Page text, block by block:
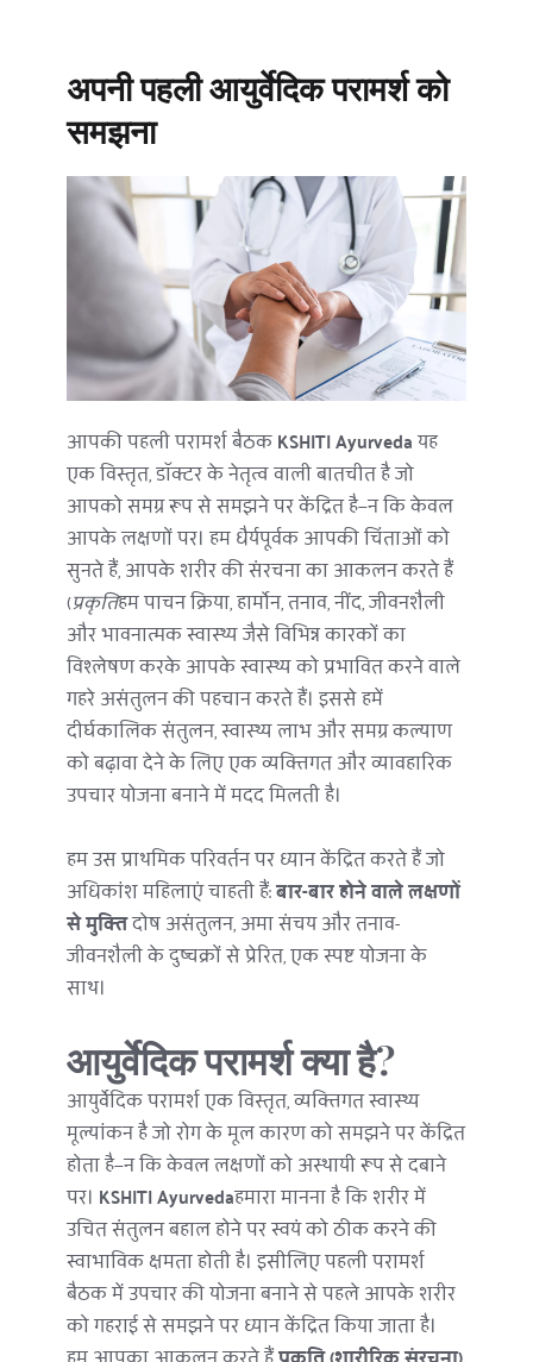
अपनी पहली आयुर्वेदिक परामर्श को
समझना
आपकी पहली परामर्श बैठक KSHITI Ayurveda यह
एक विस्तृत, डॉक्टर के नेतृत्व वाली बातचीत है जो
आपको समग्र रूप से समझने पर केंद्रित है—न कि केवल
आपके लक्षणों पर। हम धैर्यपूर्वक आपकी चिंताओं को
सुनते हैं, आपके शरीर की संरचना का आकलन करते हैं
(प्रकृतिहम पाचन क्रिया, हार्मोन, तनाव, नींद, जीवनशैली
और भावनात्मक स्वास्थ्य जैसे विभिन्न कारकों का
विश्लेषण करके आपके स्वास्थ्य को प्रभावित करने वाले
गहरे असंतुलन की पहचान करते हैं। इससे हमें
दीर्घकालिक संतुलन, स्वास्थ्य लाभ और समग्र कल्याण
को बढ़ावा देने के लिए एक व्यक्तिगत और व्यावहारिक
उपचार योजना बनाने में मदद मिलती है।
हम उस प्राथमिक परिवर्तन पर ध्यान केंद्रित करते हैं जो
अधिकांश महिलाएं चाहती हैं: बार-बार होने वाले लक्षणों
से मुक्ति दोष असंतुलन, अमा संचय और तनाव-
जीवनशैली के दुष्चक्रों से प्रेरित, एक स्पष्ट योजना के
साथ।
आयुर्वेदिक परामर्श क्या है?
आयुर्वेदिक परामर्श एक विस्तृत, व्यक्तिगत स्वास्थ्य
मूल्यांकन है जो रोग के मूल कारण को समझने पर केंद्रित
होता है—न कि केवल लक्षणों को अस्थायी रूप से दबाने
पर। KSHITI Ayurvedaहमारा मानना है कि शरीर में
उचित संतुलन बहाल होने पर स्वयं को ठीक करने की
स्वाभाविक क्षमता होती है। इसीलिए पहली परामर्श
बैठक में उपचार की योजना बनाने से पहले आपके शरीर
को गहराई से समझने पर ध्यान केंद्रित किया जाता है।